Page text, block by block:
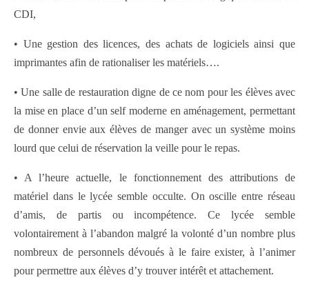
CDI,
• Une gestion des licences, des achats de logiciels ainsi que
imprimantes afin de rationaliser les matériels….
• Une salle de restauration digne de ce nom pour les élèves avec
la mise en place d’un self moderne en aménagement, permettant
de donner envie aux élèves de manger avec un système moins
lourd que celui de réservation la veille pour le repas.
• A l’heure actuelle, le fonctionnement des attributions de
matériel dans le lycée semble occulte. On oscille entre réseau
d’amis, de partis ou incompétence. Ce lycée semble
volontairement à l’abandon malgré la volonté d’un nombre plus
nombreux de personnels dévoués à le faire exister, à l’animer
pour permettre aux élèves d’y trouver intérêt et attachement.